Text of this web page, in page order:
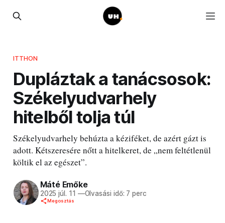
ITTHON
Dupláztak a tanácsosok:
Székelyudvarhely
hitelből tolja túl
Székelyudvarhely behúzta a kéziféket, de azért gázt is
adott. Kétszeresére nőtt a hitelkeret, de „nem feltétlenül
költik el az egészet”.
Máté Emőke
2025 júl. 11 —Olvasási idő: 7 perc
Megosztás